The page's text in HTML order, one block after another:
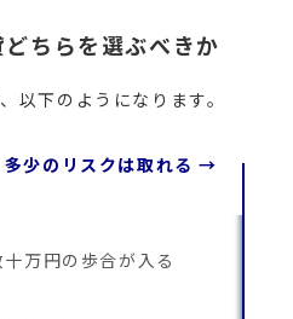
ちらを選ぶべきか
以下のようになります。
多少のリスクは取れる →
万円の歩合が入る